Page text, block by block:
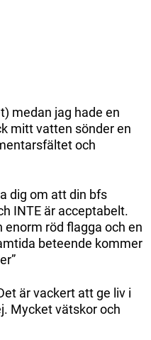
medan jag hade en
mitt vatten sönder en
och
dig om att din bfs
INTE är acceptabelt.
enorm röd flagga och en
beteende kommer
är vackert att ge liv i
Mycket vätskor och